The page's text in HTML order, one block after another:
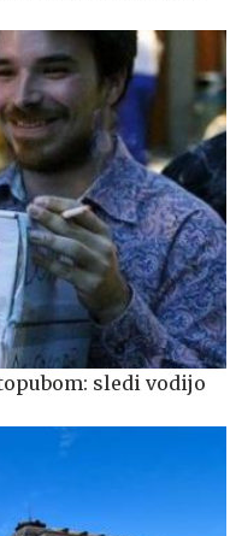
sledi vodijo